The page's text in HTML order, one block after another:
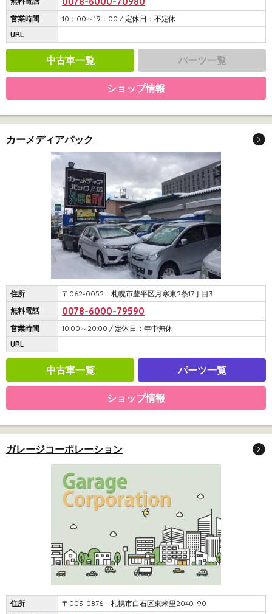
営業時間
10：00～19：00 / 定休日：不定休
URL
中古車一覧 パーツ一覧
ショップ情報
カーメディアパック
住所
〒062-0052 札幌市豊平区月寒東2条17丁目3
無料電話
0078-6000-79590
営業時間
10:00～20:00 / 定休日：年中無休
URL
中古車一覧 パーツ一覧
ショップ情報
ガレージコーポレーション
住所
〒003-0876 札幌市白石区東米里2040-90